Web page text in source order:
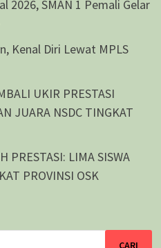
2026, SMAN 1 Pemali Gelar
Kenal Diri Lewat MPLS
UKIR PRESTASI
JUARA NSDC TINGKAT
PRESTASI: LIMA SISWA
PROVINSI OSK